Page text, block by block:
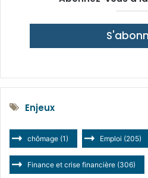
Enjeux
chômage (1) Emploi (205)
Finance et crise financière (306)